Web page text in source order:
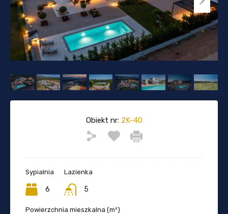
Obiekt nr:2K-40
Sypialnia
6
Lazienka
5
Powierzchnia mieszkalna (m²)